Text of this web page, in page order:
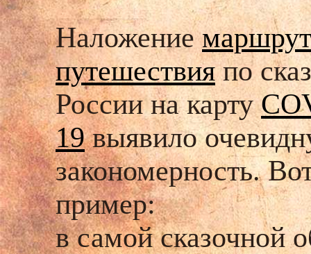
Наложение
путешествияпо
России на карту
19выявило
закономерность.
пример:
в самой сказочной